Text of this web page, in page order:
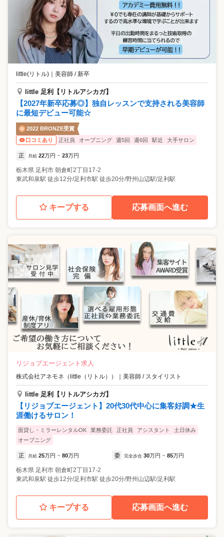
little(リトル) 美容師 / 新卒
little 足利【リトルアシカガ】
【2027年新卒応募◎】独自レッスンで支持される美容師
に最短デビュー可能☆
2022 BRONZE受賞
口コミあり
正社員 オープニング 週5回 週6回 駅近 大手サロン
正 月給 22万円 ~ 23万円
栃木県 足利市 朝倉町2丁目17-2
東武和泉駅 徒歩12分/足利市駅 徒歩20分/野州山辺駅/足利駅
キープする 応募画面へ進む
リジョブエージェント求人
株式会社アネモネ（little（リトル）） 美容師 / スタイリスト
little 足利【リトルアシカガ】
【リジョブエージェント】20代30代中心に集客好調★生
涯働けるサロン！
面貸し・ミラーレンタルOK 業務委託 正社員 アシスタント
土日休み
オープニング
正 月給 25万円 ~ 80万円 委 完全歩合 30万円 ~ 85万円
栃木県 足利市 朝倉町2丁目17-2
東武和泉駅 徒歩12分/足利市駅 徒歩20分/野州山辺駅/足利駅
キープする 応募画面へ進む